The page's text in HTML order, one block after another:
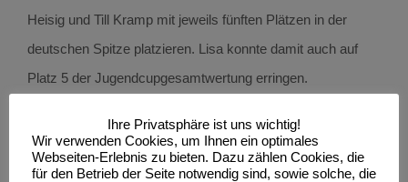
Heisig und Till Kramp mit jeweils fünften Plätzen in der
deutschen Spitze platzieren. Lisa konnte damit auch auf
Platz 5 der Jugendcupgesamtwertung erringen.
Dimmer, die auf den Plätzen 11 und 12 einkamen. Ebenfalls
ein gutes Resultat erzielte Yoram Hübl, der als 14. das Ziel
Ihre Privatsphäre ist uns wichtig!
Wir verwenden Cookies, um Ihnen ein optimales
Webseiten-Erlebnis zu bieten. Dazu zählen Cookies, die
für den Betrieb der Seite notwendig sind, sowie solche, die